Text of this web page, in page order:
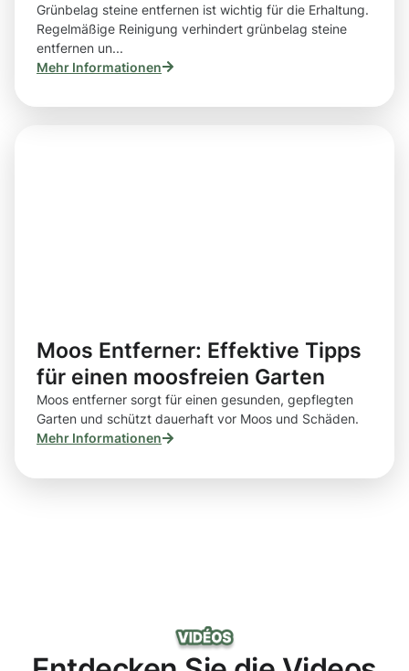
Grünbelag steine entfernen ist wichtig für die Erhaltung.
Regelmäßige Reinigung verhindert grünbelag steine
entfernen un...
Mehr Informationen
Moos Entferner: Effektive Tipps
für einen moosfreien Garten
Moos entferner sorgt für einen gesunden, gepflegten
Garten und schützt dauerhaft vor Moos und Schäden.
Mehr Informationen